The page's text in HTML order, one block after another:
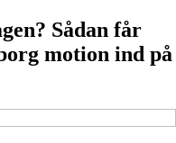
Sådan får
motion ind på